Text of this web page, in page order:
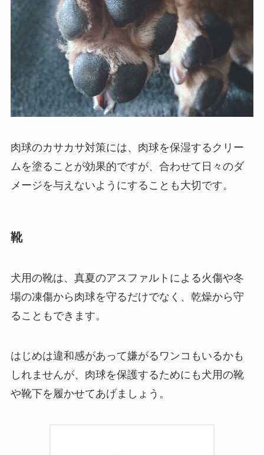
肉球のカサカサ対策には、肉球を保湿するクリー
ムを塗ることが効果的ですが、合わせて日々のダ
メージを与えないようにすることも大切です。
靴
犬用の靴は、真夏のアスファルトによる火傷や冬
場の凍傷から肉球を守るだけでなく、乾燥から守
ることもできます。
はじめは違和感があって嫌がるワンコもいるかも
しれませんが、肉球を保護するためにも犬用の靴
や靴下を履かせてあげましょう。